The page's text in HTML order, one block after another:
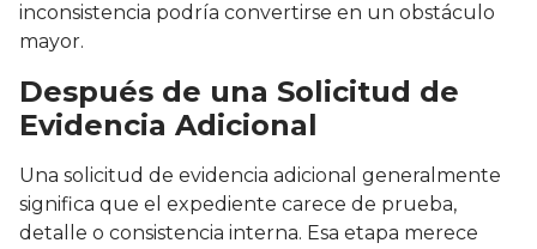
inconsistencia podría convertirse en un obstáculo
mayor.
Después de una Solicitud de
Evidencia Adicional
Una solicitud de evidencia adicional generalmente
significa que el expediente carece de prueba,
detalle o consistencia interna. Esa etapa merece